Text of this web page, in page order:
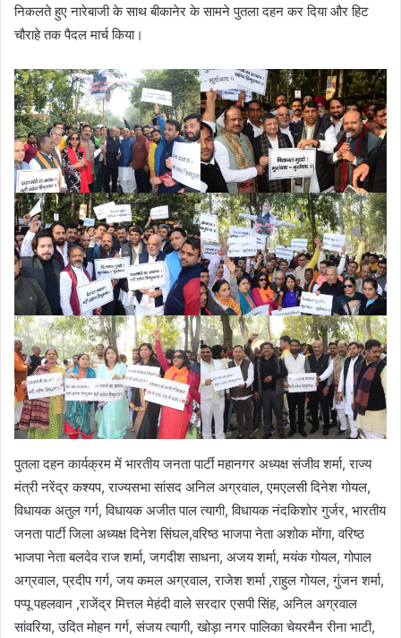
निकलते हुए नारेबाजी के साथ बीकानेर के सामने पुतला दहन कर दिया और हिट
चौराहे तक पैदल मार्च किया।
पुतला दहन कार्यक्रम में भारतीय जनता पार्टी महानगर अध्यक्ष संजीव शर्मा, राज्य
मंत्री नरेंद्र कश्यप, राज्यसभा सांसद अनिल अग्रवाल, एमएलसी दिनेश गोयल,
विधायक अतुल गर्ग, विधायक अजीत पाल त्यागी, विधायक नंदकिशोर गुर्जर, भारतीय
जनता पार्टी जिला अध्यक्ष दिनेश सिंघल,वरिष्ठ भाजपा नेता अशोक मोंगा, वरिष्ठ
भाजपा नेता बलदेव राज शर्मा, जगदीश साधना, अजय शर्मा, मयंक गोयल, गोपाल
अग्रवाल, प्रदीप गर्ग, जय कमल अग्रवाल, राजेश शर्मा ,राहुल गोयल, गुंजन शर्मा,
पप्पू पहलवान ,राजेंद्र मित्तल मेहंदी वाले सरदार एसपी सिंह, अनिल अग्रवाल
सांवरिया, उदित मोहन गर्ग, संजय त्यागी, खोड़ा नगर पालिका चेयरमैन रीना भाटी,